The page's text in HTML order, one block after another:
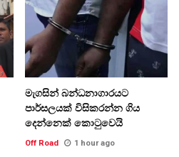
මැගසින් බන්ධනාගාරයට
පාර්සලයක් විසිකරන්න ගිය
දෙන්නෙක් කොටුවෙයි
Off Road 1 hour ago